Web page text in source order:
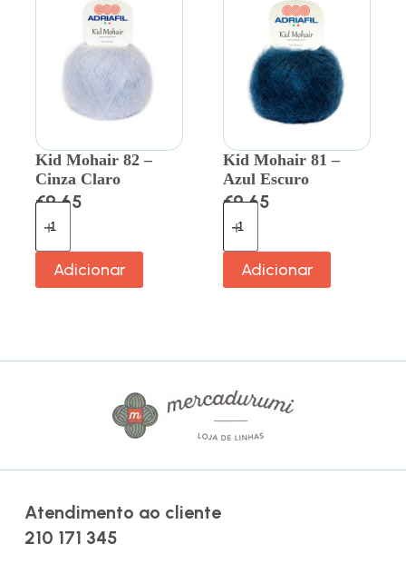
Kid Mohair 82 –
Cinza Claro
€9.65
Adicionar
Kid Mohair 81 –
Azul Escuro
€9.65
Adicionar
Atendimento ao cliente
210 171 345